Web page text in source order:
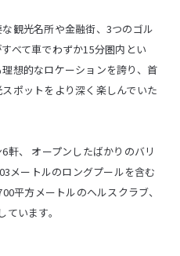
観光名所や金融街、3つのゴル
べて車でわずか15分圏内とい
想的なロケーションを誇り、首
ポットをより深く楽しんでいた
軒、 オープンしたばかりのバリ
メートルのロングプールを含む
平方メートルのヘルスクラブ、
います。